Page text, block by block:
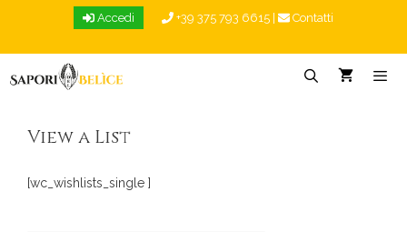
Accedi +39 375 793 6615 Contatti
View a List
[wc_wishlists_single ]